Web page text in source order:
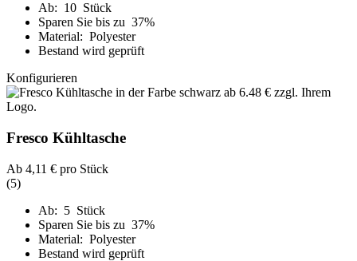
Ab: 10 Stück
Sparen Sie bis zu 37%
Material: Polyester
Bestand wird geprüft
Konfigurieren
Fresco Kühltasche
Ab 4,11 € pro Stück
(5)
Ab: 5 Stück
Sparen Sie bis zu 37%
Material: Polyester
Bestand wird geprüft